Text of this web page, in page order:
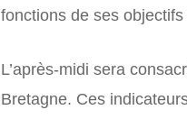
fonctions de ses
L’après-midi sera
Bretagne. Ces